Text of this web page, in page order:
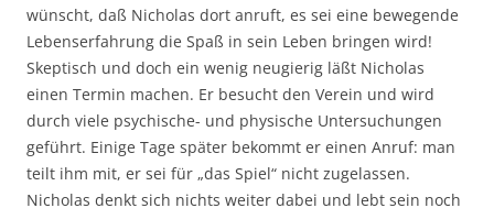
wünscht, daß Nicholas dort anruft, es sei eine bewegende
Lebenserfahrung die Spaß in sein Leben bringen wird!
Skeptisch und doch ein wenig neugierig läßt Nicholas
einen Termin machen. Er besucht den Verein und wird
durch viele psychische- und physische Untersuchungen
geführt. Einige Tage später bekommt er einen Anruf: man
teilt ihm mit, er sei für „das Spiel“ nicht zugelassen.
Nicholas denkt sich nichts weiter dabei und lebt sein noch